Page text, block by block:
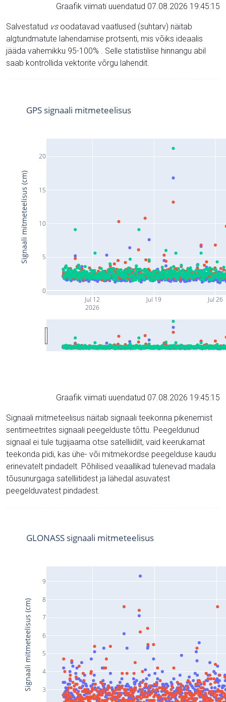
Graafik viimati uuendatud 07.08.2026 19:45:15
Salvestatud vsoodatavad vaatlused (suhtarv) näitab
algtundmatute lahendamise protsenti, mis võiks ideaalis
jääda vahemikku 95-100% . Selle statistilise hinnangu abil
saab kontrollida vektorite võrgu lahendit.
Jul 12
2026
Jul 19 Jul 26
0
5
10
15
20
GPS signaali mitmeteelisus
Signaali mitmeteelisus (cm)
Graafik viimati uuendatud 07.08.2026 19:45:15
Signaali mitmeteelisus näitab signaali teekonna pikenemist
sentimeetrites signaali peegelduste tõttu. Peegeldunud
signaal ei tule tugijaama otse satelliidilt, vaid keerukamat
teekonda pidi, kas ühe- või mitmekordse peegelduse kaudu
erinevatelt pindadelt. Põhilised veaallikad tulenevad madala
tõusunurgaga satelliitidest ja lähedal asuvatest
peegelduvatest pindadest.
3
4
5
6
7
8
9
GLONASS signaali mitmeteelisus
Signaali mitmeteelisus (cm)